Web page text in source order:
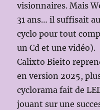
visionnaires. Mais
31 ans… il suffisait
cyclo pour tout
un Cd et une vidéo).
Calixto Bieito
en version 2025,
cyclorama fait de
jouant sur une